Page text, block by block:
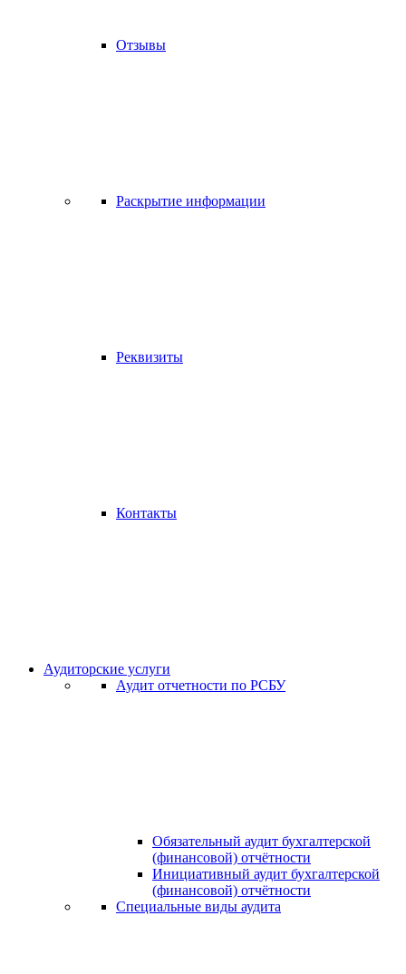
Отзывы
Раскрытие информации
Реквизиты
Контакты
Аудиторские услуги
Аудит отчетности по РСБУ
Обязательный аудит бухгалтерской
(финансовой) отчётности
Инициативный аудит бухгалтерской
(финансовой) отчётности
Специальные виды аудита